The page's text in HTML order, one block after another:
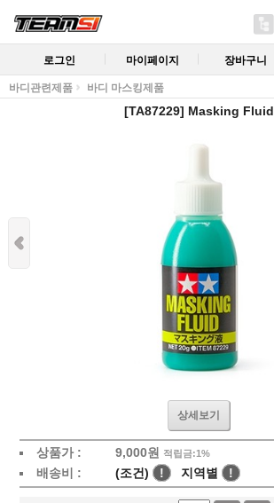
로그인 마이페이지 장바구니
바디관련제품 바디 마스킹제품
[TA87229] Masking Fluid
상세보기
상품가 : 9,000원 적립금:1%
배송비 : (조건) ! 지역별 !